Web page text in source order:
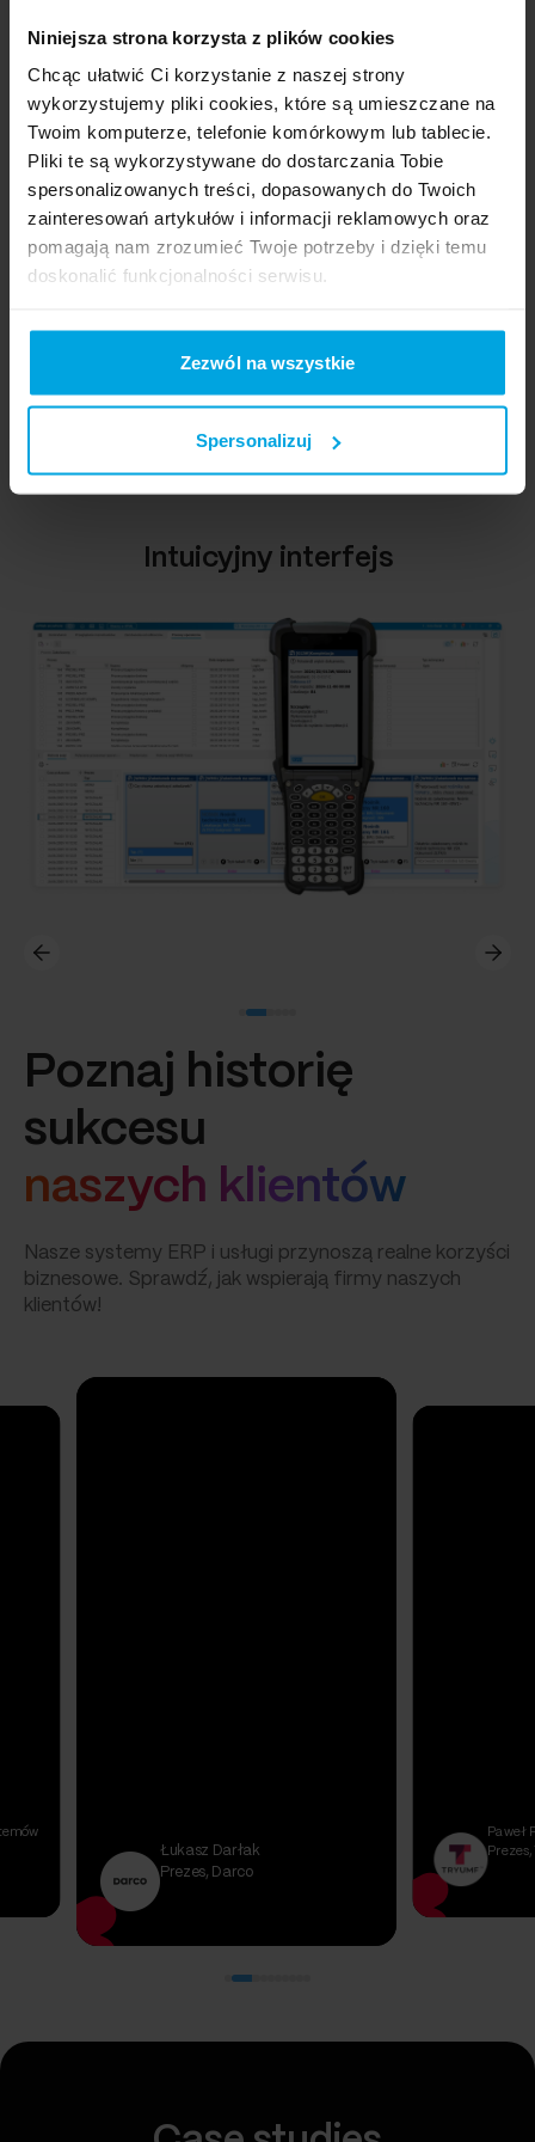
Niniejsza strona korzysta z plików cookies
Chcąc ułatwić Ci korzystanie z naszej strony
wykorzystujemy pliki cookies, które są umieszczane na
Twoim komputerze, telefonie komórkowym lub tablecie.
Pliki te są wykorzystywane do dostarczania Tobie
spersonalizowanych treści, dopasowanych do Twoich
zainteresowań artykułów i informacji reklamowych oraz
pomagają nam zrozumieć Twoje potrzeby i dzięki temu
doskonalić funkcjonalności serwisu.
Część z plików jest niezbędna do prawidłowego działania
serwisu i jego funkcjonalności. Jeżeli nie wyrażasz
zgody na zapisywanie plików cookies, możesz łatwo
przeglądarce internetowej lub po wybraniu opcji
Zarządzaj cookies. Szczegółowe informacje na ten temat
osobowehttps://business.safety.google/privacy/.
Zezwól na wszystkie
Spersonalizuj
Obsługa partii i dat ważności Przyjęcie asortymentu
Wydanie asortymentu Rejestracja załadunku
Przesunięcia lokalizacyjne Inwentaryzacja
Podgląd stanów magazynowych
Intuicyjny interfejs
Poznaj historię
sukcesu
naszych klientów
Nasze systemy ERP i usługi przynoszą realne korzyści
biznesowe. Sprawdź, jak wspierają firmy naszych
klientów!
Łukasz Darłak
Prezes, Darco
Paweł